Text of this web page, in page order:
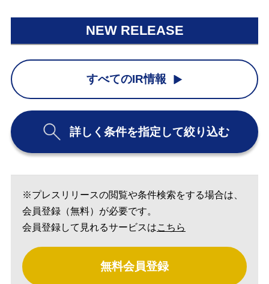
NEW RELEASE
すべてのIR情報
詳しく条件を指定して絞り込む
※プレスリリースの閲覧や条件検索をする場合は、
会員登録（無料）が必要です。
会員登録して見れるサービスはこちら
無料会員登録